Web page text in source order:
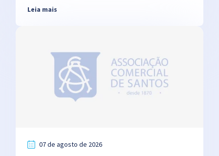
Leia mais
07 de agosto de 2026